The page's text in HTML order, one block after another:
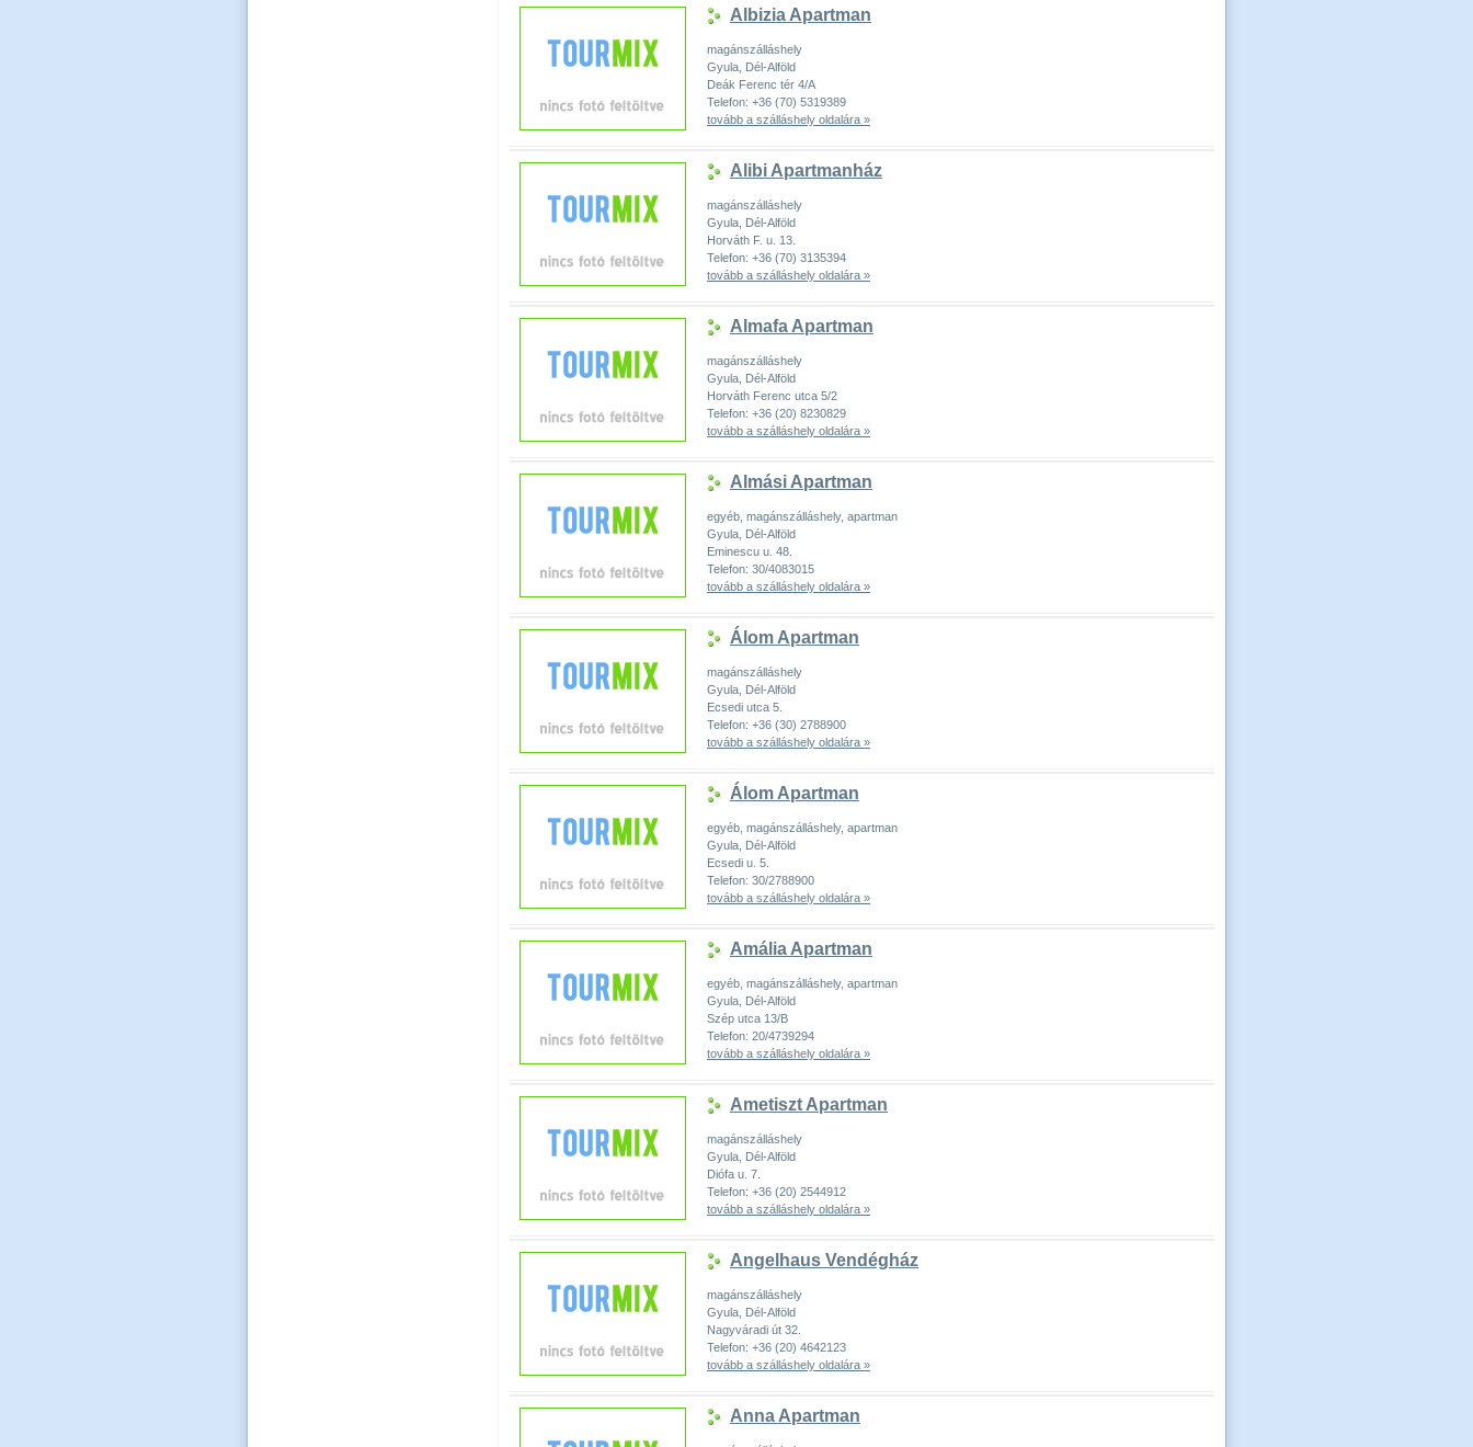
Albizia Apartman
magánszálláshely
Gyula, Dél-Alföld
Deák Ferenc tér 4/A
Telefon: +36 (70) 5319389
tovább a szálláshely oldalára »
Alibi Apartmanház
magánszálláshely
Gyula, Dél-Alföld
Horváth F. u. 13.
Telefon: +36 (70) 3135394
tovább a szálláshely oldalára »
Almafa Apartman
magánszálláshely
Gyula, Dél-Alföld
Horváth Ferenc utca 5/2
Telefon: +36 (20) 8230829
tovább a szálláshely oldalára »
Almási Apartman
egyéb, magánszálláshely, apartman
Gyula, Dél-Alföld
Eminescu u. 48.
Telefon: 30/4083015
tovább a szálláshely oldalára »
Álom Apartman
magánszálláshely
Gyula, Dél-Alföld
Ecsedi utca 5.
Telefon: +36 (30) 2788900
tovább a szálláshely oldalára »
Álom Apartman
egyéb, magánszálláshely, apartman
Gyula, Dél-Alföld
Ecsedi u. 5.
Telefon: 30/2788900
tovább a szálláshely oldalára »
Amália Apartman
egyéb, magánszálláshely, apartman
Gyula, Dél-Alföld
Szép utca 13/B
Telefon: 20/4739294
tovább a szálláshely oldalára »
Ametiszt Apartman
magánszálláshely
Gyula, Dél-Alföld
Diófa u. 7.
Telefon: +36 (20) 2544912
tovább a szálláshely oldalára »
Angelhaus Vendégház
magánszálláshely
Gyula, Dél-Alföld
Nagyváradi út 32.
Telefon: +36 (20) 4642123
tovább a szálláshely oldalára »
Anna Apartman